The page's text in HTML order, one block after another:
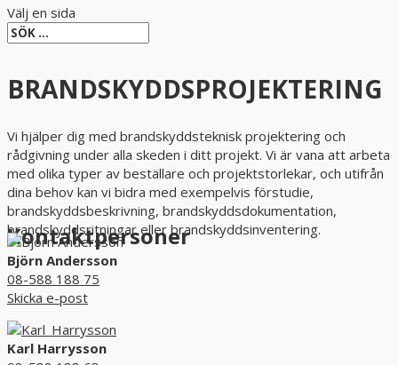
Välj en sida
BRANDSKYDDSPROJEKTERING
Vi hjälper dig med brandskyddsteknisk projektering och
rådgivning under alla skeden i ditt projekt. Vi är vana att arbeta
med olika typer av beställare och projektstorlekar, och utifrån
dina behov kan vi bidra med exempelvis förstudie,
brandskyddsbeskrivning, brandskyddsdokumentation,
brandskyddsritningar eller brandskyddsinventering.
Kontaktpersoner
Björn Andersson
08-588 188 75
Skicka e-post
Karl Harrysson